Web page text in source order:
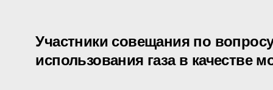
Участники совещания по
использования газа в качестве